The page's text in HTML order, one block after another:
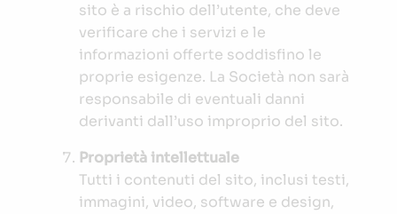
sito è a rischio dell’utente, che deve
verificare che i servizi e le
informazioni offerte soddisfino le
proprie esigenze. La Società non sarà
responsabile di eventuali danni
derivanti dall’uso improprio del sito.
Proprietà intellettuale
Tutti i contenuti del sito, inclusi testi,
immagini, video, software e design,